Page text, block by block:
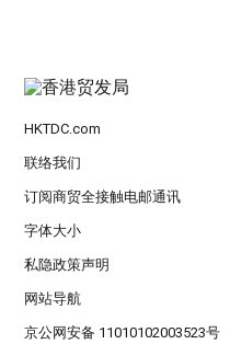
HKTDC.com
联络我们
订阅商贸全接触电邮通讯
字体大小
私隐政策声明
网站导航
京公网安备 11010102003523号